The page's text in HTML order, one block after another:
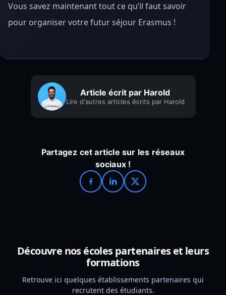
Vous savez maintenant tout ce qu’il faut savoir
pour organiser votre futur séjour Erasmus !
Article écrit par Harold
Lire d'autres articles écrits par Harold
Partagez cet article sur les réseaux
sociaux !
Découvre nos écoles partenaires et leurs
formations
Retrouve ici quelques établissements partenaires qui
recrutent des étudiants.